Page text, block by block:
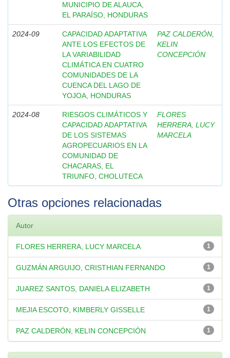
MUNICIPIO DE ALAUCA,
EL PARAÍSO, HONDURAS
2024-09
CAPACIDAD ADAPTATIVA
ANTE LOS EFECTOS DE
LA VARIABILIDAD
CLIMÁTICA EN CUATRO
COMUNIDADES DE LA
CUENCA DEL LAGO DE
YOJOA, HONDURAS
PAZ CALDERÓN,
KELIN
CONCEPCIÓN
2024-08
RIESGOS CLIMÁTICOS Y
CAPACIDAD ADAPTATIVA
DE LOS SISTEMAS
AGROPECUARIOS EN LA
COMUNIDAD DE
CHACARAS, EL
TRIUNFO, CHOLUTECA
FLORES
HERRERA, LUCY
MARCELA
Otras opciones relacionadas
Autor
1
FLORES HERRERA, LUCY MARCELA
1
GUZMÁN ARGUIJO, CRISTHIAN FERNANDO
1
JUAREZ SANTOS, DANIELA ELIZABETH
1
MEJIA ESCOTO, KIMBERLY GISSELLE
1
PAZ CALDERÓN, KELIN CONCEPCIÓN